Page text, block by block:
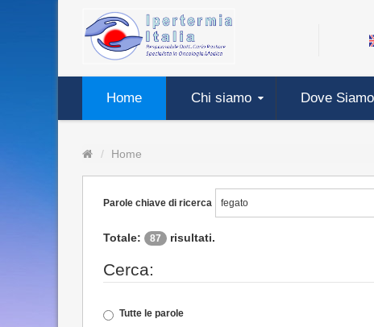
Home Chi siamo Dove Siamo
Home
Parole chiave di ricerca
Totale: 87 risultati.
Cerca:
Tutte le parole